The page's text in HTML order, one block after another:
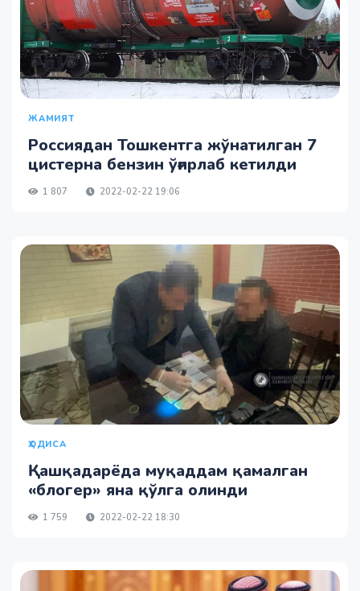
ЖАМИЯТ
Россиядан Тошкентга жўнатилган 7
цистерна бензин ўғирлаб кетилди
1 807 2022-02-22 19:06
ҲОДИСА
Қашқадарёда муқаддам қамалган
«блогер» яна қўлга олинди
1 759 2022-02-22 18:30